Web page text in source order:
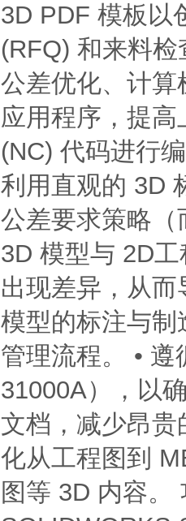
3D PDF 模板以
(RFQ) 和来料
公差优化、计
应用程序，提
(NC) 代码进行
利用直观的 3D
公差要求策略
3D 模型与 2D
出现差异，从
模型的标注与制
管理流程。 •
31000A），以
文档，减少昂贵
化从工程图到
图等 3D 内容。